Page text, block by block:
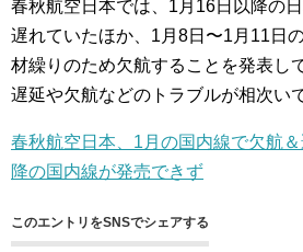
春秋航空日本では、1月16日以降の
遅れていたほか、1月8日〜1月11日
材繰りのため欠航することを発表し
遅延や欠航などのトラブルが相次い
春秋航空日本、1月の国内線で欠航
降の国内線が発売できず
このエントリをSNSでシェアする